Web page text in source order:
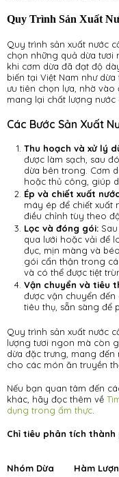
Quy Trình Sản Xuất
Quy trình sản xuất nước
chọn những quả dừa tươi
khi cơm dừa đã đạt độ
biến tại Việt Nam như
ưu tiên chọn lựa, nhờ
mang lại chất lượng nước
Các Bước Sản Xuất
Thu hoạch và xử lý
được làm sạch, sau
dừa bên trong. Cơm
hoặc thủ công, giúp
Ép và chiết xuất
máy ép để chiết xuất
điều chỉnh tùy theo
Lọc và đóng gói:
qua lưới hoặc vải để
đục, mịn màng và
gói cẩn thận trong
và có thể được tiệt
Vận chuyển và tiêu
được vận chuyển
tiêu thụ, sẵn sàng để
Quy trình sản xuất nước
lượng tươi ngon mà còn
dừa đặc trưng, mang
cho các món ăn truyền
Nếu bạn quan tâm đến
khác, hãy đọc thêm về
dụng trong ẩm thực
Chỉ tiêu phân tích
Nhóm Dừa Hàm